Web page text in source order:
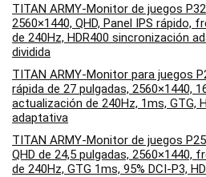
TITAN ARMY-Monitor de juegos
2560×1440, QHD, Panel IPS rápido,
de 240Hz, HDR400 sincronización
dividida
TITAN ARMY-Monitor para juegos
rápida de 27 pulgadas, 2560×1440,
actualización de 240Hz, 1ms, GTG,
adaptativa
TITAN ARMY-Monitor de juegos
QHD de 24,5 pulgadas, 2560×1440,
de 240Hz, GTG 1ms, 95% DCI-P3,